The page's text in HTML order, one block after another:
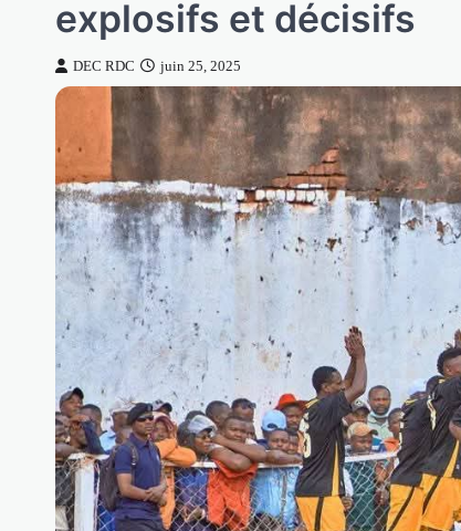
explosifs et décisifs
DEC RDC juin 25, 2025